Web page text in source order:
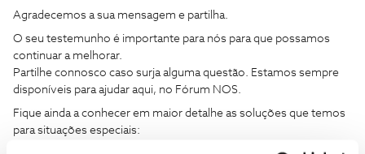
Agradecemos a sua mensagem e partilha.
O seu testemunho é importante para nós para que possamos
continuar a melhorar.
Partilhe connosco caso surja alguma questão. Estamos sempre
disponíveis para ajudar aqui, no Fórum NOS.
Fique ainda a conhecer em maior detalhe as soluções que temos
para situações especiais: